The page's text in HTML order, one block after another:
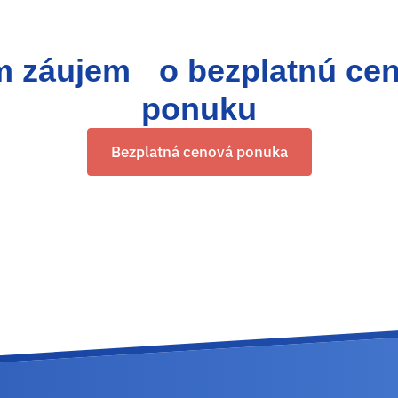
záujem o bezplatnú
ponuku
Bezplatná cenová ponuka